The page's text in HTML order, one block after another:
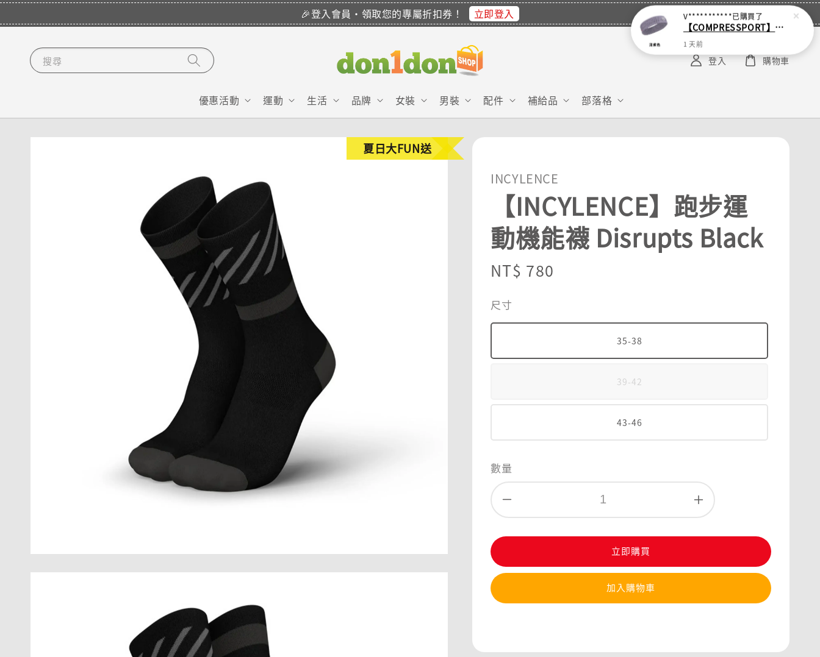
🎉登入會員・領取您的專屬折扣券！ 立即登入
搜尋
優惠活動 運動 生活 品牌 女裝 男裝 配件 補給品 部落格
登入 購物車
夏日大FUN送
INCYLENCE
【INCYLENCE】跑步運
動機能襪 Disrupts Black
Regular
NT$ 780
尺寸
35-38
39-42
43-46
數量
立即購買
加入購物車
V***********已購買了
【COMPRESSPORT】窄版止汗呼吸頭帶2.0_【零碼】
1 天前